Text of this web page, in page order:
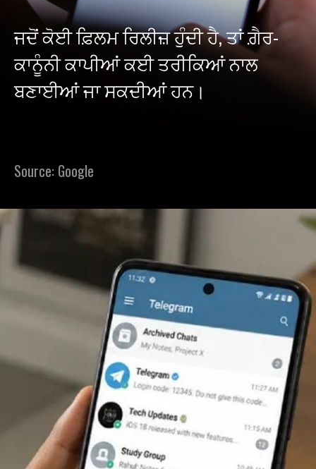
ਜਦੋਂ ਕੋਈ ਫ਼ਿਲਮ ਰਿਲੀਜ਼ ਹੁੰਦੀ ਹੈ, ਤਾਂ ਗ਼ੈਰ-
ਕਾਨੂੰਨੀ ਕਾਪੀਆਂ ਕਈ ਤਰੀਕਿਆਂ ਨਾਲ
ਬਣਾਈਆਂ ਜਾ ਸਕਦੀਆਂ ਹਨ।
Source: Google